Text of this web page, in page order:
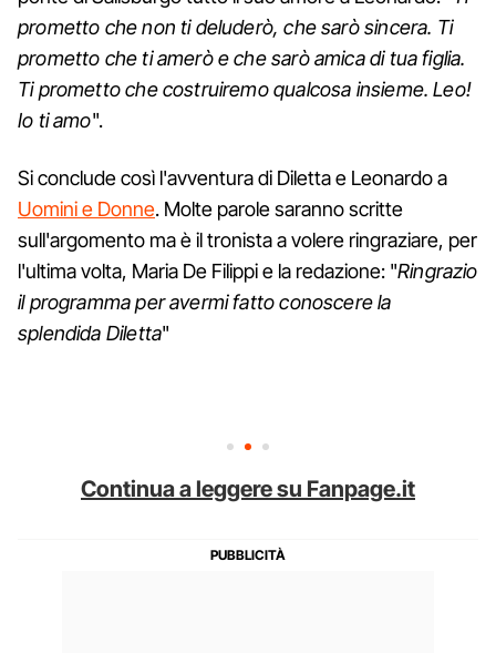
prometto che non ti deluderò, che sarò sincera. Ti
prometto che ti amerò e che sarò amica di tua figlia.
Ti prometto che costruiremo qualcosa insieme. Leo!
Io ti amo".
Si conclude così l'avventura di Diletta e Leonardo a
Uomini e Donne. Molte parole saranno scritte
sull'argomento ma è il tronista a volere ringraziare, per
l'ultima volta, Maria De Filippi e la redazione: "Ringrazio
il programma per avermi fatto conoscere la
splendida Diletta"
Continua a leggere su Fanpage.it